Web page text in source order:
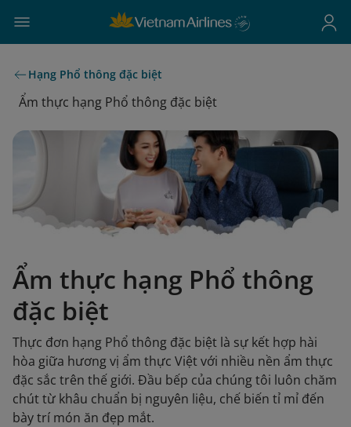
Hạng Phổ thông đặc biệt
Ẩm thực hạng Phổ thông đặc biệt
Ẩm thực hạng Phổ thông
đặc biệt
Thực đơn hạng Phổ thông đặc biệt là sự kết hợp hài
hòa giữa hương vị ẩm thực Việt với nhiều nền ẩm thực
đặc sắc trên thế giới. Đầu bếp của chúng tôi luôn chăm
chút từ khâu chuẩn bị nguyên liệu, chế biến tỉ mỉ đến
bày trí món ăn đẹp mắt.